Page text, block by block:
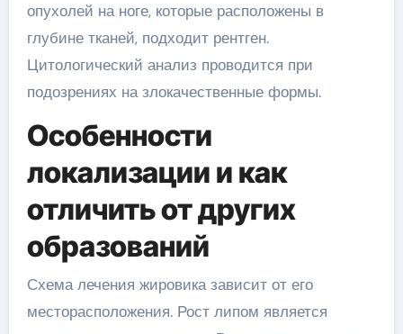
опухолей на ноге, которые расположены в
глубине тканей, подходит рентген.
Цитологический анализ проводится при
подозрениях на злокачественные формы.
Особенности
локализации и как
отличить от других
образований
Схема лечения жировика зависит от его
месторасположения. Рост липом является